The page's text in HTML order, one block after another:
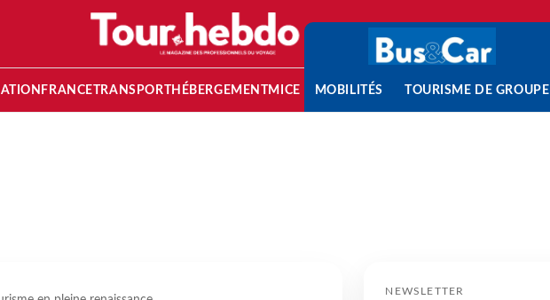
FRANCETRANSPORT HÉBERGEMENTMICE MOBILITÉS TOURISME DE GROUPE
NEWSLETTER